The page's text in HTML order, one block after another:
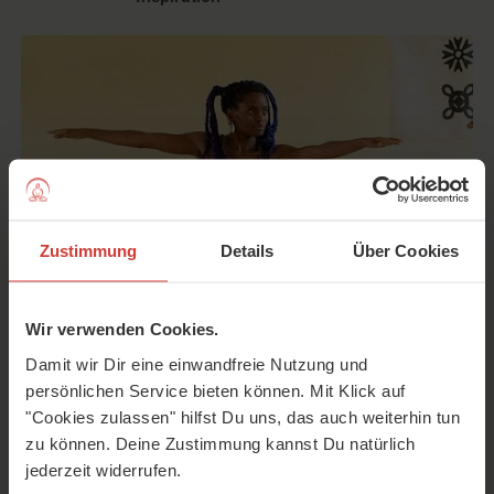
Zustimmung Details Über Cookies
Wir verwenden Cookies.
Damit wir Dir eine einwandfreie Nutzung und
persönlichen Service bieten können. Mit Klick auf
"Cookies zulassen" hilfst Du uns, das auch weiterhin tun
zu können. Deine Zustimmung kannst Du natürlich
jederzeit widerrufen.
Liegt der Ursprung von Yoga in Ägypten? Was
unterscheidet Kemetic Yoga vom indischen Yoga? Und wie
kann Yoga mehr Selbstliebe schenken? Darüber spreche
ich mit der Yogalehrerin Akosua Aset.